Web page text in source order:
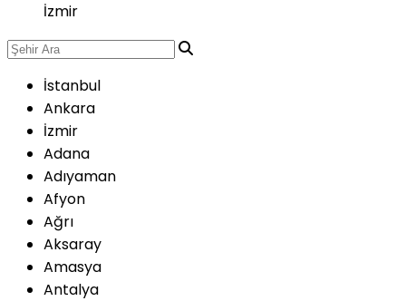
İzmir
İstanbul
Ankara
İzmir
Adana
Adıyaman
Afyon
Ağrı
Aksaray
Amasya
Antalya